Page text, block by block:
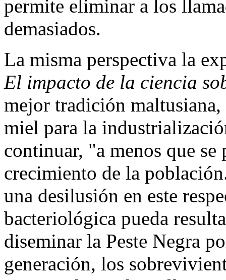
permite eliminar a los
demasiados.
La misma perspectiva la
El impacto de la ciencia
mejor tradición
miel para la
continuar, "a menos que
crecimiento de la
una desilusión en este
bacteriológica pueda
diseminar la Peste Negra
generación, los